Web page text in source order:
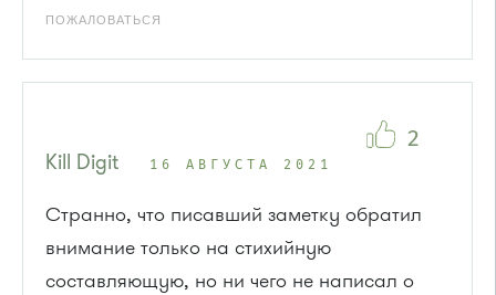
ПОЖАЛОВАТЬСЯ
Kill Digit 16 АВГУСТА 2021
Странно, что писавший заметку обратил
внимание только на стихийную
составляющую, но ни чего не написал о
2